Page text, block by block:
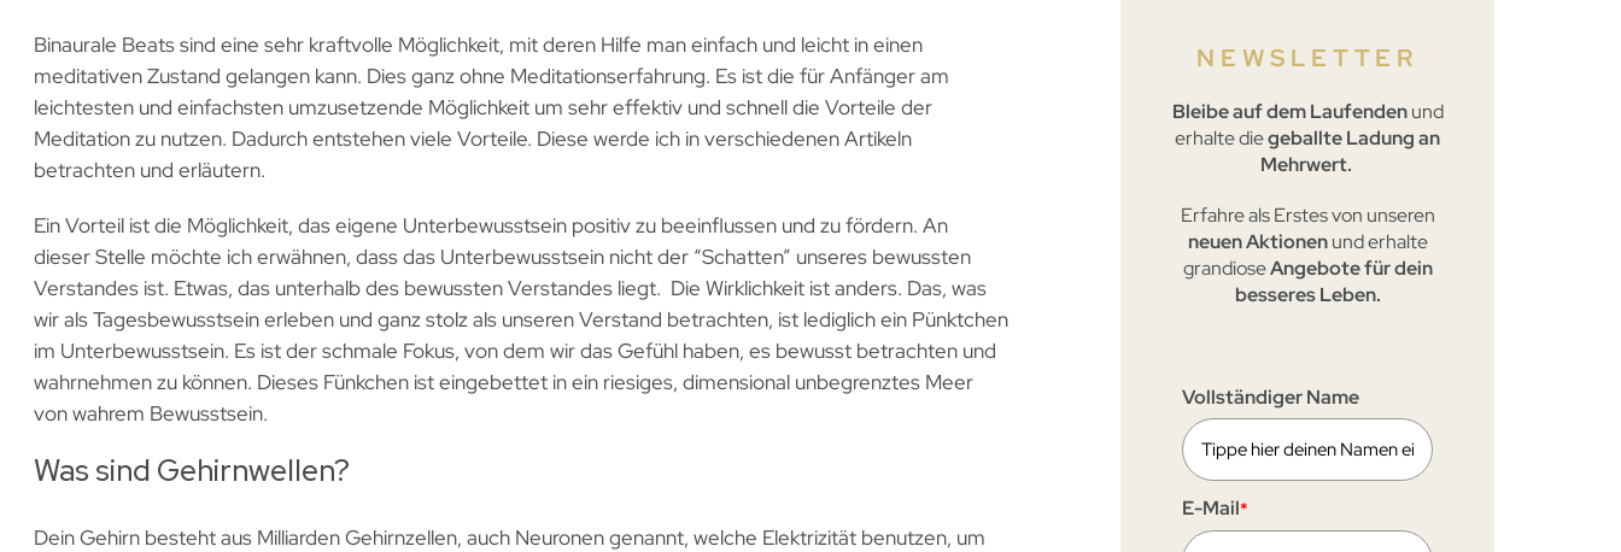
Binaurale Beats sind eine sehr kraftvolle Möglichkeit, mit deren Hilfe man einfach und leicht in einen
meditativen Zustand gelangen kann. Dies ganz ohne Meditationserfahrung. Es ist die für Anfänger am
leichtesten und einfachsten umzusetzende Möglichkeit um sehr effektiv und schnell die Vorteile der
Meditation zu nutzen. Dadurch entstehen viele Vorteile. Diese werde ich in verschiedenen Artikeln
betrachten und erläutern.
Ein Vorteil ist die Möglichkeit, das eigene Unterbewusstsein positiv zu beeinflussen und zu fördern. An
dieser Stelle möchte ich erwähnen, dass das Unterbewusstsein nicht der “Schatten” unseres bewussten
Verstandes ist. Etwas, das unterhalb des bewussten Verstandes liegt. Die Wirklichkeit ist anders. Das, was
wir als Tagesbewusstsein erleben und ganz stolz als unseren Verstand betrachten, ist lediglich ein Pünktchen
im Unterbewusstsein. Es ist der schmale Fokus, von dem wir das Gefühl haben, es bewusst betrachten und
wahrnehmen zu können. Dieses Fünkchen ist eingebettet in ein riesiges, dimensional unbegrenztes Meer
von wahrem Bewusstsein.
Was sind Gehirnwellen?
Dein Gehirn besteht aus Milliarden Gehirnzellen, auch Neuronen genannt, welche Elektrizität benutzen, um
NEWSLETTER
Bleibeauf dem Laufendenund
erhalte diegeballte Ladung an
Mehrwert.
Erfahre als Erstes von unseren
neuen Aktionenund erhalte
grandioseAngebote für dein
besseres Leben.
Vollständiger Name
E-Mail*